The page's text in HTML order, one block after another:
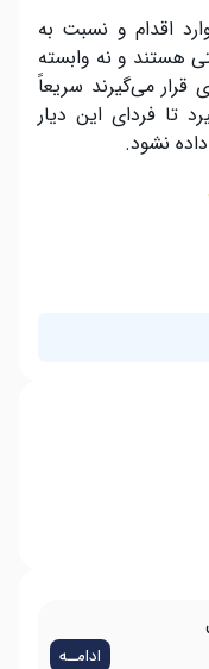
اقدام و نسبت به
هستند و نه وابسته
می‌گیرند سریعاً
تا فردای این دیار
نشود.
ادامــه